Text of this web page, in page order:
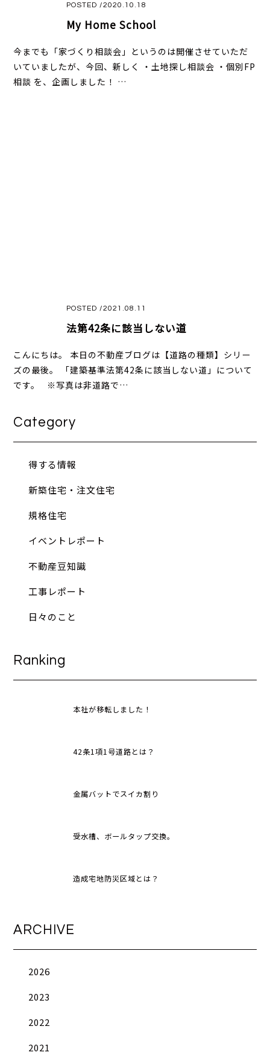
POSTED /2020.10.18
My Home School
今までも「家づくり相談会」というのは開催させていただ
いていましたが、今回、新しく ・土地探し相談会 ・個別FP
相談 を、企画しました！ …
POSTED /2021.08.11
法第42条に該当しない道
こんにちは。 本日の不動産ブログは【道路の種類】シリー
ズの最後。 「建築基準法第42条に該当しない道」について
です。 ※写真は非道路で…
Category
得する情報
新築住宅・注文住宅
規格住宅
イベントレポート
不動産豆知識
工事レポート
日々のこと
Ranking
本社が移転しました！
42条1項1号道路とは？
金属バットでスイカ割り
受水槽、ボールタップ交換。
造成宅地防災区域とは？
ARCHIVE
2026
2023
2022
2021